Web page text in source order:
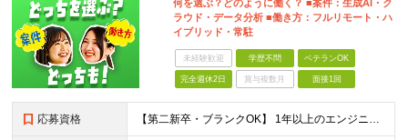
何を選ぶ？どのように働く？ ■案件：生成AI・ク
ラウド・データ分析 ■働き方：フルリモート・ハ
イブリッド・常駐
未経験歓迎 学歴不問 ベテランOK
完全週休2日 賞与複数月 面接1回
応募資格 【第二新卒・ブランクOK】 1年以上のエンジニア経験がある方(開発・インフラ・工程・言語一切不問） 文理・学歴不問 【三上さんの事例】 転職前 AWS案件を希望していましたが、資格や評価軸が不明確で